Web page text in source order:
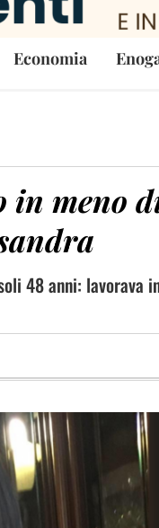
Economia
in meno
48 anni: